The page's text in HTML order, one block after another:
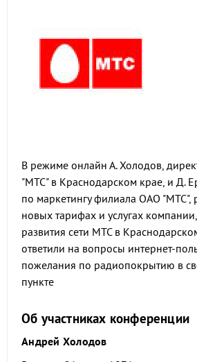
В режиме онлайн А. Холодов,
"МТС" в Краснодарском крае, и Д.
по маркетингу филиала ОАО "МТС",
новых тарифах и услугах
развития сети МТС в
ответили на вопросы интернет-
пожелания по радиопокрытию в
пункте
Об участниках конференции
Андрей Холодов